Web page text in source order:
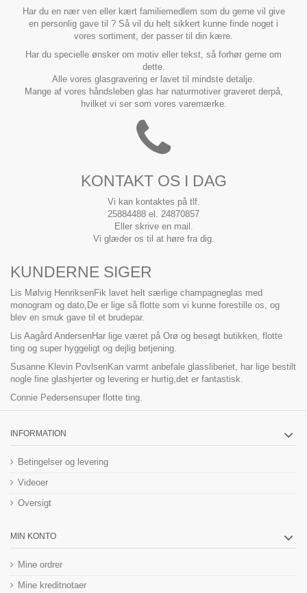
Har du en nær ven eller kært familiemedlem som du gerne vil give
en personlig gave til ? Så vil du helt sikkert kunne finde noget i
vores sortiment, der passer til din kære.
Har du specielle ønsker om motiv eller tekst, så forhør gerne om
dette.
Alle vores glasgravering er lavet til mindste detalje.
Mange af vores håndsleben glas har naturmotiver graveret derpå,
hvilket vi ser som vores varemærke.
KONTAKT OS I DAG
Vi kan kontaktes på tlf.
25884488 el. 24870857
Eller skrive en mail.
Vi glæder os til at høre fra dig.
KUNDERNE SIGER
Lis Mølvig HenriksenFik lavet helt særlige champagneglas med
monogram og dato,De er lige så flotte som vi kunne forestille os, og
blev en smuk gave til et brudepar.
Lis Aagård AndersenHar lige været på Orø og besøgt butikken, flotte
ting og super hyggeligt og dejlig betjening.
Susanne Klevin PovlsenKan varmt anbefale glassliberiet, har lige bestilt
nogle fine glashjerter og levering er hurtig,det er fantastisk.
Connie Pedersensuper flotte ting.
INFORMATION
Betingelser og levering
Videoer
Oversigt
MIN KONTO
Mine ordrer
Mine kreditnotaer